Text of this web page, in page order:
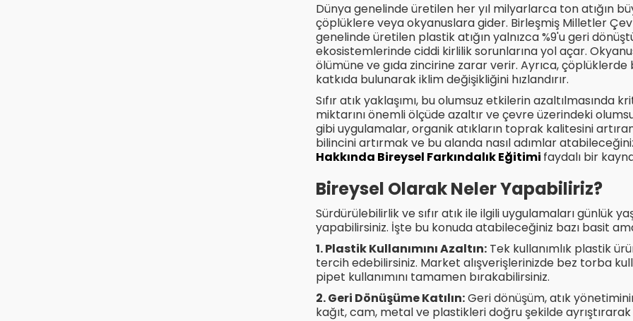
Dünya genelinde üretilen her yıl milyarlarca ton atığın
çöplüklere veya okyanuslara gider. Birleşmiş Milletler
genelinde üretilen plastik atığın yalnızca %9'u geri
ekosistemlerinde ciddi kirlilik sorunlarına yol açar.
ölümüne ve gıda zincirine zarar verir. Ayrıca,
katkıda bulunarak iklim değişikliğini hızlandırır.
Sıfır atık yaklaşımı, bu olumsuz etkilerin azaltılmasında
miktarını önemli ölçüde azaltır ve çevre üzerindeki
gibi uygulamalar, organik atıkların toprak kalitesini
bilincini artırmak ve bu alanda nasıl adımlar
Hakkında Bireysel Farkındalık Eğitimi faydalı bir
Bireysel Olarak Neler Yapabiliriz?
Sürdürülebilirlik ve sıfır atık ile ilgili uygulamaları günlük
yapabilirsiniz. İşte bu konuda atabileceğiniz bazı basit
1. Plastik Kullanımını Azaltın: Tek kullanımlık plastik
tercih edebilirsiniz. Market alışverişlerinizde bez torba
pipet kullanımını tamamen bırakabilirsiniz.
2. Geri Dönüşüme Katılın:Geri dönüşüm, atık
kağıt, cam, metal ve plastikleri doğru şekilde